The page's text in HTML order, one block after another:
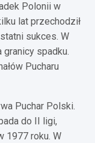
Polonii w
lat przechodził
sukces. W
granicy spadku.
Pucharu
Puchar Polski.
do II ligi,
1977 roku. W